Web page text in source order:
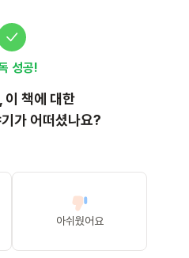
성공!
이 책에 대한
가 어떠셨나요?
아쉬웠어요